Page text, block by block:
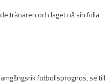
tränaren och laget nå sin fulla
fotbollsprognos, se till